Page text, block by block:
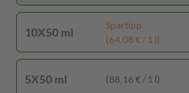
10X50 ml
Spartipp
(64,08 € / 1 l)
5X50 ml (88,16 € / 1 l)